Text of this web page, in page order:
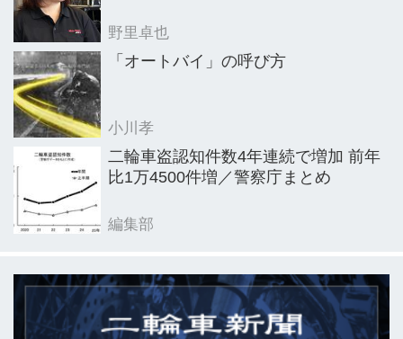
野里卓也
「オートバイ」の呼び方
小川孝
二輪車盗認知件数4年連続で増加 前年
比1万4500件増／警察庁まとめ
編集部